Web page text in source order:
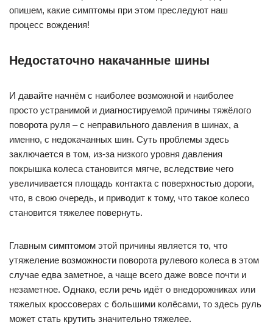
опишем, какие симптомы при этом преследуют наш
процесс вождения!
Недостаточно накачанные шины
И давайте начнём с наиболее возможной и наиболее
просто устранимой и диагностируемой причины тяжёлого
поворота руля – с неправильного давления в шинах, а
именно, с недокачанных шин. Суть проблемы здесь
заключается в том, из-за низкого уровня давления
покрышка колеса становится мягче, вследствие чего
увеличивается площадь контакта с поверхностью дороги,
что, в свою очередь, и приводит к тому, что такое колесо
становится тяжелее повернуть.
Главным симптомом этой причины является то, что
утяжеление возможности поворота рулевого колеса в этом
случае едва заметное, а чаще всего даже вовсе почти и
незаметное. Однако, если речь идёт о внедорожниках или
тяжелых кроссоверах с большими колёсами, то здесь руль
может стать крутить значительно тяжелее.